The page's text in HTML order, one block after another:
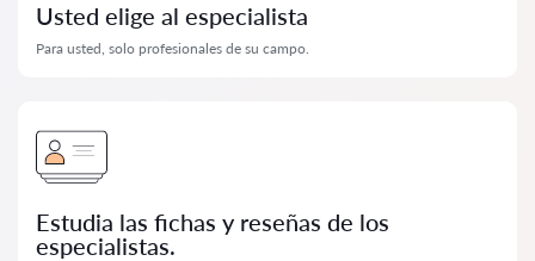
Usted elige al especialista
Para usted, solo profesionales de su campo.
Estudia las fichas y reseñas de los
especialistas.